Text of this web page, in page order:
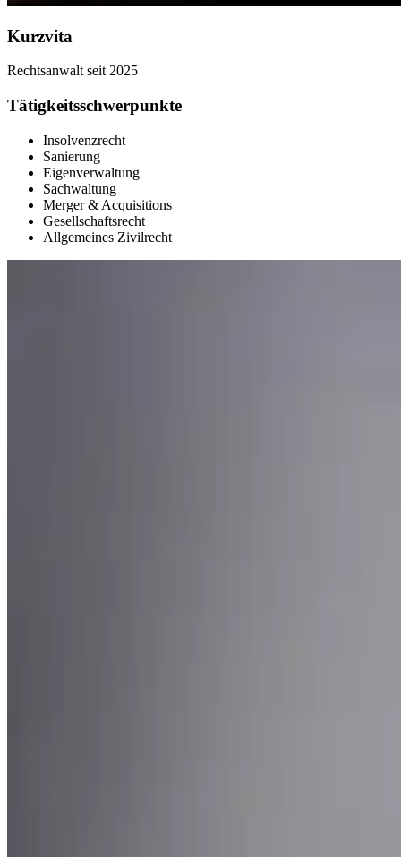
Kurzvita
Rechtsanwalt seit 2025
Tätigkeitsschwerpunkte
Insolvenzrecht
Sanierung
Eigenverwaltung
Sachwaltung
Merger & Acquisitions
Gesellschaftsrecht
Allgemeines Zivilrecht